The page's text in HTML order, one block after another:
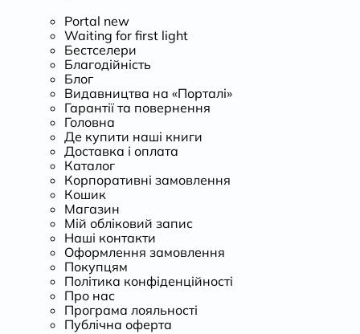
Portal new
Waiting for first light
Бестселери
Благодійність
Блог
Видавництва на «Порталі»
Гарантії та повернення
Головна
Де купити наші книги
Доставка і оплата
Каталог
Корпоративні замовлення
Кошик
Магазин
Мій обліковий запис
Наші контакти
Оформлення замовлення
Покупцям
Політика конфіденційності
Про нас
Програма лояльності
Публічна оферта